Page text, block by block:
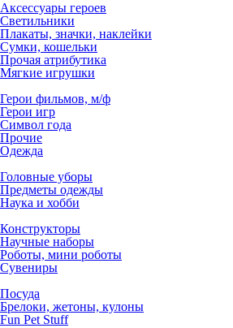
Аксессуары героев
Светильники
Плакаты, значки, наклейки
Сумки, кошельки
Прочая атрибутика
Мягкие игрушки
Герои фильмов, м/ф
Герои игр
Символ года
Прочие
Одежда
Головные уборы
Предметы одежды
Наука и хобби
Конструкторы
Научные наборы
Роботы, мини роботы
Сувениры
Посуда
Брелоки, жетоны, кулоны
Fun Pet Stuff